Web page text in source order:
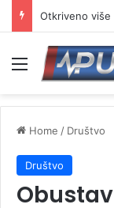
Menu
Home / Društvo
Društvo